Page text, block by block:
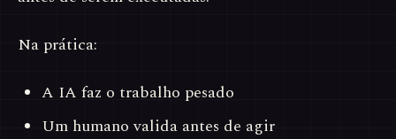
Na prática:
A IA faz o trabalho pesado
Um humano valida antes de agir